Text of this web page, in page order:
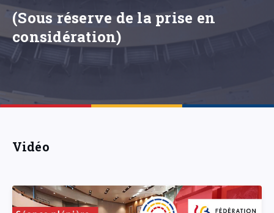
(Sous réserve de la prise en
considération)
Vidéo